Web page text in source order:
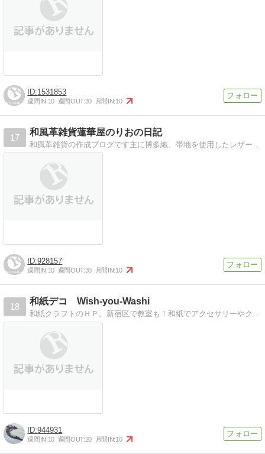
1531853
週間IN:10 週間OUT:30 月間IN:10
17
和風革雑貨蓮華屋のりおの日記
和風革雑貨の作成ブログです主に博多織、帯地を使用したレザークラフトの作品を作っております.
928157
週間IN:10 週間OUT:30 月間IN:10
18
和紙デコ Wish-you-Washi
和紙クラフトのＨＰ。新宿区で教室も！和紙でアクセサリーやクラフトを作っています。新宿区で教室を開いています。
944931
週間IN:10 週間OUT:20 月間IN:10